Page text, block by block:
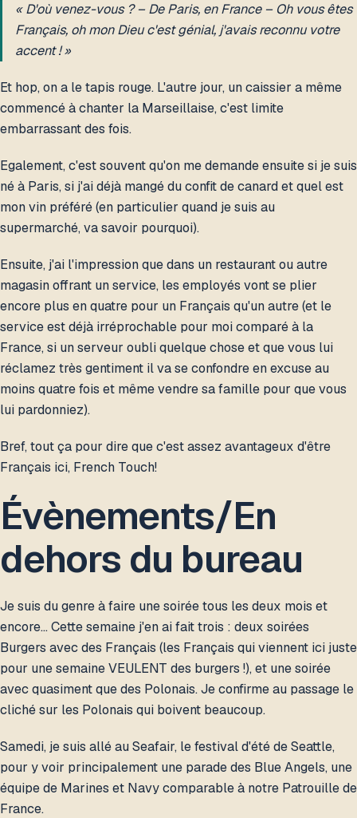
« D'où venez-vous ? – De Paris, en France – Oh vous êtes
Français, oh mon Dieu c'est génial, j'avais reconnu votre
accent ! »
Et hop, on a le tapis rouge. L'autre jour, un caissier a même
commencé à chanter la Marseillaise, c'est limite
embarrassant des fois.
Egalement, c'est souvent qu'on me demande ensuite si je suis
né à Paris, si j'ai déjà mangé du confit de canard et quel est
mon vin préféré (en particulier quand je suis au
supermarché, va savoir pourquoi).
Ensuite, j'ai l'impression que dans un restaurant ou autre
magasin offrant un service, les employés vont se plier
encore plus en quatre pour un Français qu'un autre (et le
service est déjà irréprochable pour moi comparé à la
France, si un serveur oubli quelque chose et que vous lui
réclamez très gentiment il va se confondre en excuse au
moins quatre fois et même vendre sa famille pour que vous
lui pardonniez).
Bref, tout ça pour dire que c'est assez avantageux d'être
Français ici, French Touch!
Évènements/En
dehors du bureau
Je suis du genre à faire une soirée tous les deux mois et
encore… Cette semaine j'en ai fait trois : deux soirées
Burgers avec des Français (les Français qui viennent ici juste
pour une semaine VEULENT des burgers !), et une soirée
avec quasiment que des Polonais. Je confirme au passage le
cliché sur les Polonais qui boivent beaucoup.
Samedi, je suis allé au Seafair, le festival d'été de Seattle,
pour y voir principalement une parade des Blue Angels, une
équipe de Marines et Navy comparable à notre Patrouille de
France.